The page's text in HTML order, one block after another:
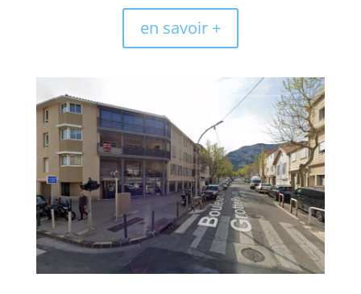
en savoir +